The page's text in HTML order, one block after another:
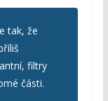
tak, že
filtry
části.